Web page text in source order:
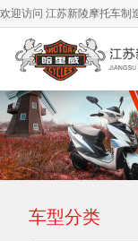
欢迎访问 江苏新陵摩托车制
车型分类